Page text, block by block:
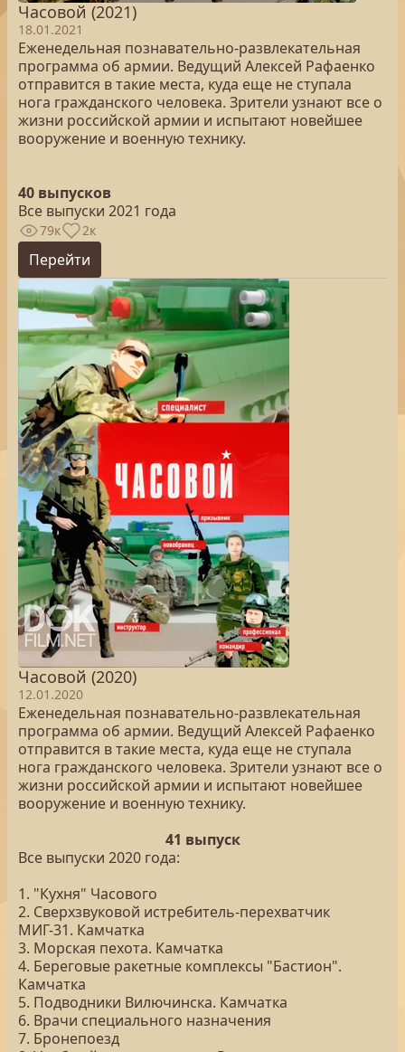
Часовой (2021)
18.01.2021
Еженедельная познавательно-развлекательная
программа об армии. Ведущий Алексей Рафаенко
отправится в такие места, куда еще не ступала
нога гражданского человека. Зрители узнают все о
жизни российской армии и испытают новейшее
вооружение и военную технику.
40 выпусков
Все выпуски 2021 года
79к 2к
Перейти
Часовой (2020)
12.01.2020
Еженедельная познавательно-развлекательная
программа об армии. Ведущий Алексей Рафаенко
отправится в такие места, куда еще не ступала
нога гражданского человека. Зрители узнают все о
жизни российской армии и испытают новейшее
вооружение и военную технику.
41 выпуск
Все выпуски 2020 года:
1. "Кухня" Часового
2. Сверхзвуковой истребитель-перехватчик
МИГ-31. Камчатка
3. Морская пехота. Камчатка
4. Береговые ракетные комплексы "Бастион".
Камчатка
5. Подводники Вилючинска. Камчатка
6. Врачи специального назначения
7. Бронепоезд